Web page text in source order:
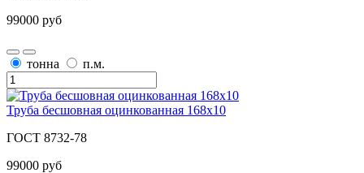
99000 руб
тонна п.м.
Труба бесшовная оцинкованная 168х10
ГОСТ 8732-78
99000 руб